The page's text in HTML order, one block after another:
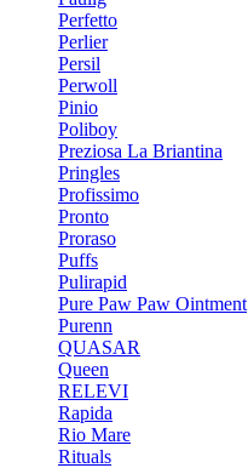
Perfetto
Perlier
Persil
Perwoll
Pinio
Poliboy
Preziosa La Briantina
Pringles
Profissimo
Pronto
Proraso
Puffs
Pulirapid
Pure Paw Paw Ointment
Purenn
QUASAR
Queen
RELEVI
Rapida
Rio Mare
Rituals